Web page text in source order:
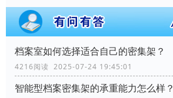
档案室如何选择适合自己的密集架？
4216阅读 2025-07-24 19:45:01
智能型档案密集架的承重能力怎么样？